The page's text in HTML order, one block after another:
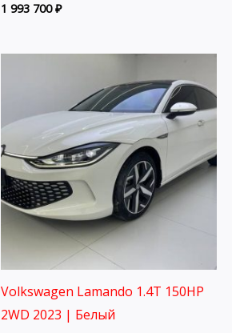
1 993 700₽
Volkswagen Lamando 1.4T 150HP
2WD 2023 | Белый